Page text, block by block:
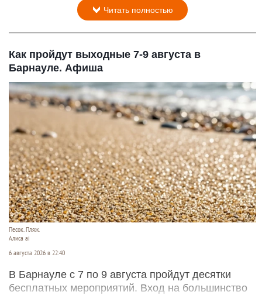
Читать полностью
Как пройдут выходные 7-9 августа в
Барнауле. Афиша
Песок. Пляж.
Алиса ai
6 августа 2026 в 22:40
В Барнауле с 7 по 9 августа пройдут десятки
бесплатных мероприятий. Вход на большинство